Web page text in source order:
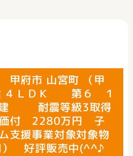
甲府市 山宮町 （甲
４ＬＤＫ 第６ １
耐震等級3取得
価付 2280万円 子
支援事業対象対象物
） 好評販売中(^^♪